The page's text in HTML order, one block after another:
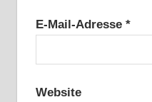
E-Mail-Adresse *
Website